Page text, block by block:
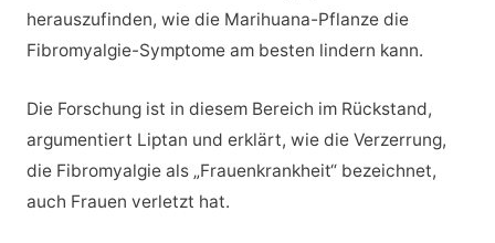
herauszufinden, wie die Marihuana-Pflanze die
Fibromyalgie-Symptome am besten lindern kann.
Die Forschung ist in diesem Bereich im Rückstand,
argumentiert Liptan und erklärt, wie die Verzerrung,
die Fibromyalgie als „Frauenkrankheit“ bezeichnet,
auch Frauen verletzt hat.